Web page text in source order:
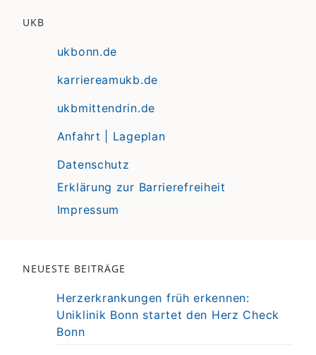
UKB
ukbonn.de
karriereamukb.de
ukbmittendrin.de
Anfahrt | Lageplan
Datenschutz
Erklärung zur Barrierefreiheit
Impressum
NEUESTE BEITRÄGE
Herzerkrankungen früh erkennen:
Uniklinik Bonn startet den Herz Check
Bonn